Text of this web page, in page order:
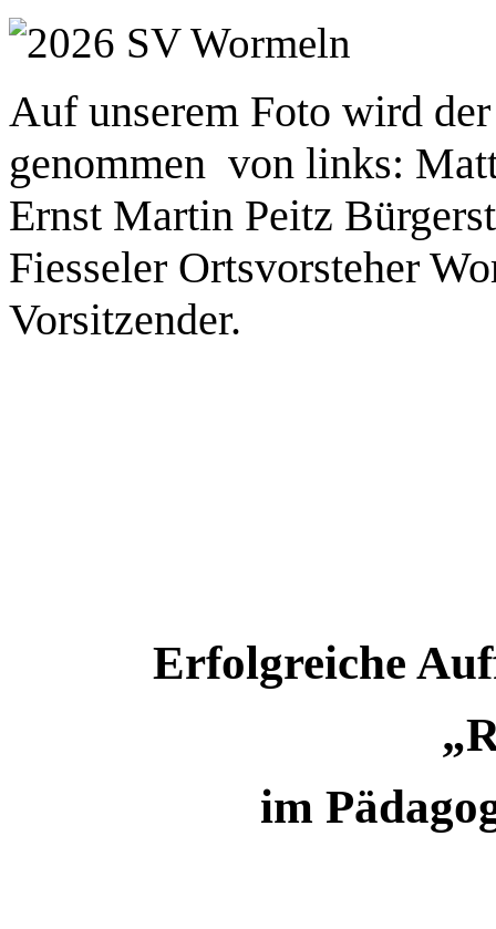
Auf unserem Foto wird
genommen von links:
Ernst Martin Peitz
Fiesseler Ortsvorsteher
Vorsitzender.
Erfolgreiche
im